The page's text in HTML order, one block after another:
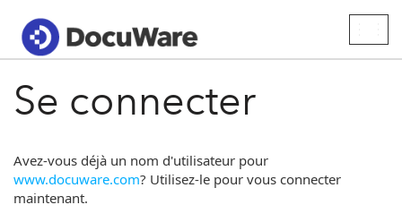
Se connecter
Avez-vous déjà un nom d'utilisateur pour
www.docuware.com? Utilisez-le pour vous connecter
maintenant.